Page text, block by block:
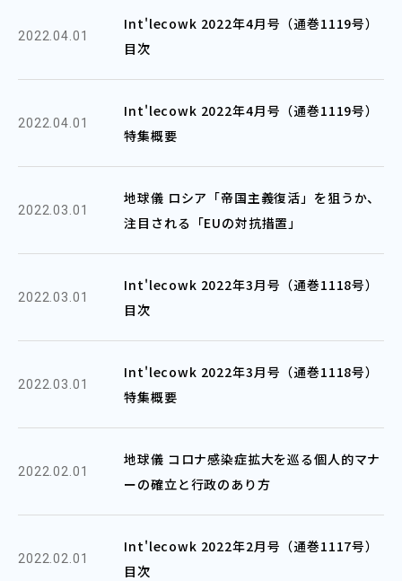
2022.04.01
Int'lecowk 2022年4月号（通巻1119号）
目次
2022.04.01
Int'lecowk 2022年4月号（通巻1119号）
特集概要
2022.03.01
地球儀 ロシア「帝国主義復活」を狙うか、
注目される「EUの対抗措置」
2022.03.01
Int'lecowk 2022年3月号（通巻1118号）
目次
2022.03.01
Int'lecowk 2022年3月号（通巻1118号）
特集概要
2022.02.01
地球儀 コロナ感染症拡大を巡る個人的マナ
ーの確立と行政のあり方
2022.02.01
Int'lecowk 2022年2月号（通巻1117号）
目次